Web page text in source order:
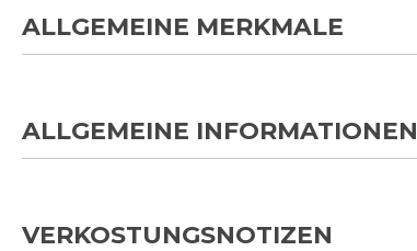
ALLGEMEINE MERKMALE
ALLGEMEINE INFORMATIONEN
VERKOSTUNGSNOTIZEN